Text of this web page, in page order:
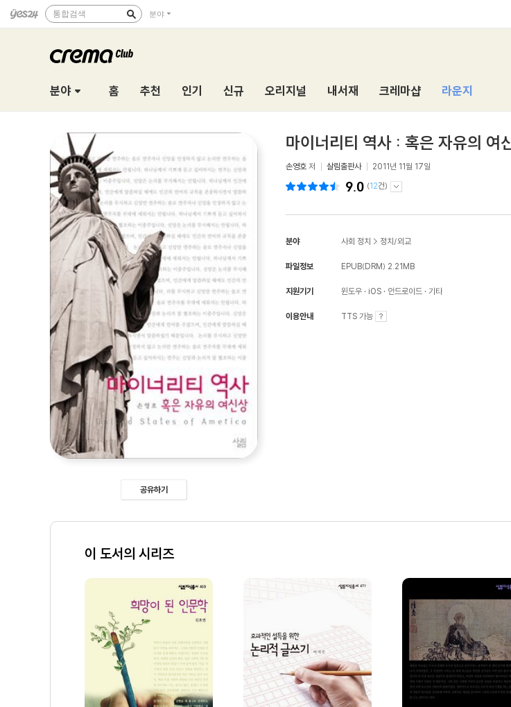
통합검색 분야
분야 홈 추천 인기 신규 오리지널 내서재 크레마샵 라운지
공유하기
마이너리티 역사 : 혹은 자유의
손영호 저 살림출판사 2011년 11월 17일
9.0 (12건)
분야 사회 정치 > 정치/외교
파일정보 EPUB(DRM) 2.21MB
지원기기 윈도우 iOS 안드로이드 기타
이용안내 TTS 가능
이 도서의 시리즈